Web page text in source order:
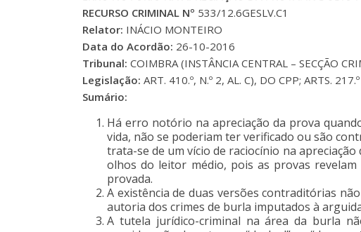
RECURSO CRIMINAL Nº 533/12.6GESLV.C1
Relator: INÁCIO MONTEIRO
Data do Acordão: 26-10-2016
Tribunal: COIMBRA (INSTÂNCIA CENTRAL – SECÇÃO
Legislação: ART. 410.º, N.º 2, AL. C), DO CPP; ARTS.
Sumário:
Há erro notório na apreciação da prova
vida, não se poderiam ter verificado ou são
trata-se de um vício de raciocínio na
olhos do leitor médio, pois as provas
provada.
A existência de duas versões contraditórias
autoria dos crimes de burla imputados à
A tutela jurídico-criminal na área da burla